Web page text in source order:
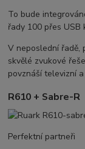
To bude
řady 100 přes USB
V neposlední řadě,
skvělé zvukové
povznáší televizní
R610 + Sabre-R
Perfektní partneři